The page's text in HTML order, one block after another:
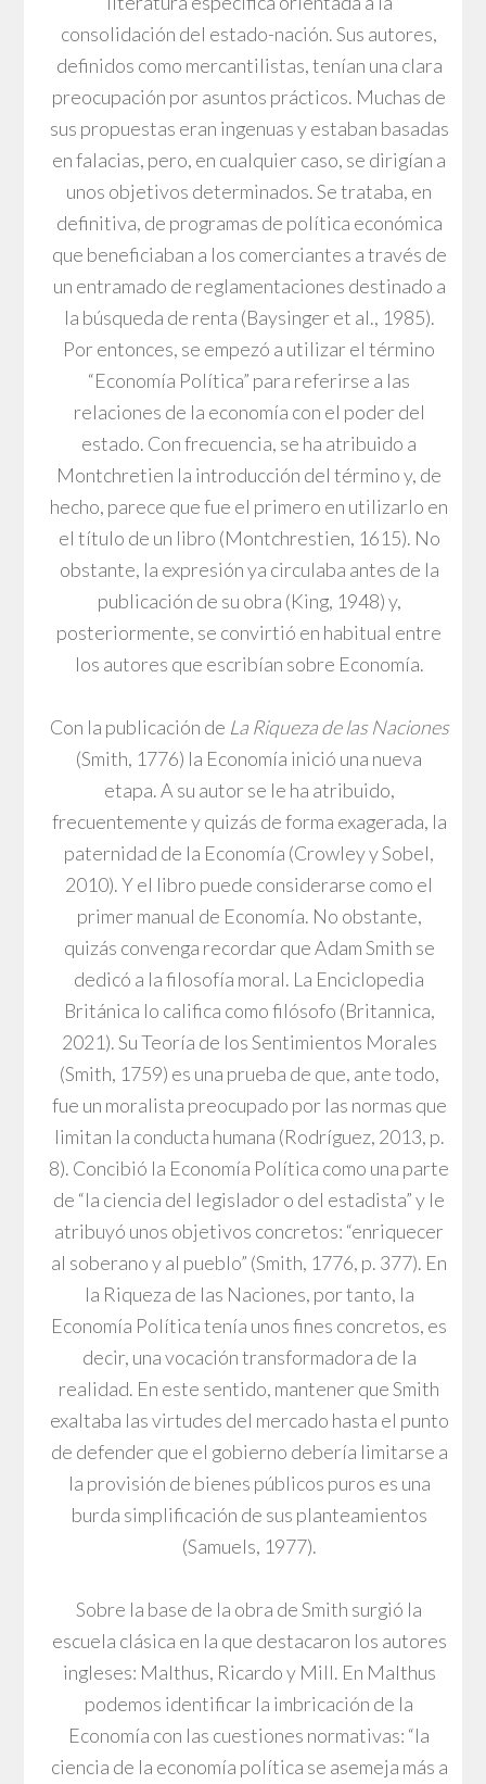
consolidación del estado-nación. Sus autores,
definidos como mercantilistas, tenían una clara
preocupación por asuntos prácticos. Muchas de
sus propuestas eran ingenuas y estaban basadas
en falacias, pero, en cualquier caso, se dirigían a
unos objetivos determinados. Se trataba, en
definitiva, de programas de política económica
que beneficiaban a los comerciantes a través de
un entramado de reglamentaciones destinado a
la búsqueda de renta (Baysinger et al., 1985).
Por entonces, se empezó a utilizar el término
“Economía Política” para referirse a las
relaciones de la economía con el poder del
estado. Con frecuencia, se ha atribuido a
Montchretien la introducción del término y, de
hecho, parece que fue el primero en utilizarlo en
el título de un libro (Montchrestien, 1615). No
obstante, la expresión ya circulaba antes de la
publicación de su obra (King, 1948) y,
posteriormente, se convirtió en habitual entre
los autores que escribían sobre Economía.
Con la publicación de La Riqueza de las Naciones
(Smith, 1776) la Economía inició una nueva
etapa. A su autor se le ha atribuido,
frecuentemente y quizás de forma exagerada, la
paternidad de la Economía (Crowley y Sobel,
2010). Y el libro puede considerarse como el
primer manual de Economía. No obstante,
quizás convenga recordar que Adam Smith se
dedicó a la filosofía moral. La Enciclopedia
Británica lo califica como filósofo (Britannica,
2021). Su Teoría de los Sentimientos Morales
(Smith, 1759) es una prueba de que, ante todo,
fue un moralista preocupado por las normas que
limitan la conducta humana (Rodríguez, 2013, p.
8). Concibió la Economía Política como una parte
de “la ciencia del legislador o del estadista” y le
atribuyó unos objetivos concretos: “enriquecer
al soberano y al pueblo” (Smith, 1776, p. 377). En
la Riqueza de las Naciones, por tanto, la
Economía Política tenía unos fines concretos, es
decir, una vocación transformadora de la
realidad. En este sentido, mantener que Smith
exaltaba las virtudes del mercado hasta el punto
de defender que el gobierno debería limitarse a
la provisión de bienes públicos puros es una
burda simplificación de sus planteamientos
(Samuels, 1977).
Sobre la base de la obra de Smith surgió la
escuela clásica en la que destacaron los autores
ingleses: Malthus, Ricardo y Mill. En Malthus
podemos identificar la imbricación de la
Economía con las cuestiones normativas: “la
ciencia de la economía política se asemeja más a